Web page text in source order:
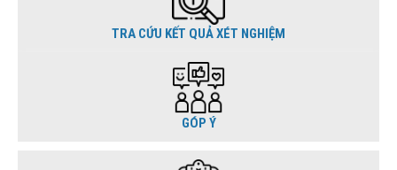
TRA CỨU KẾT QUẢ XÉT NGHIỆM
GÓP Ý